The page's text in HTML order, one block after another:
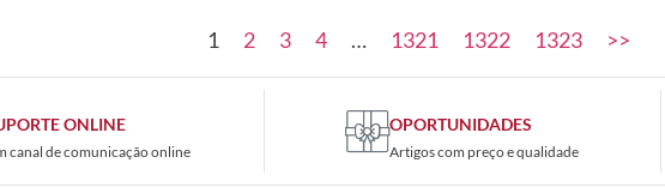
1 2 3 4 … 1321 1322 1323 >>
ONLINE
canal de comunicação online
OPORTUNIDADES
Artigos com preço e qualidade